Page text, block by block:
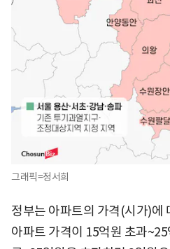
그래픽=정서희
정부는 아파트의 가격(시가)에
아파트 가격이 15억원 초과